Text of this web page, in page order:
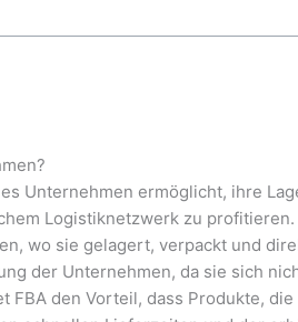
Unternehmen ermöglicht, ihre
Logistiknetzwerk zu
wo sie gelagert, verpackt und
der Unternehmen, da sie sich
FBA den Vorteil, dass Produkte,